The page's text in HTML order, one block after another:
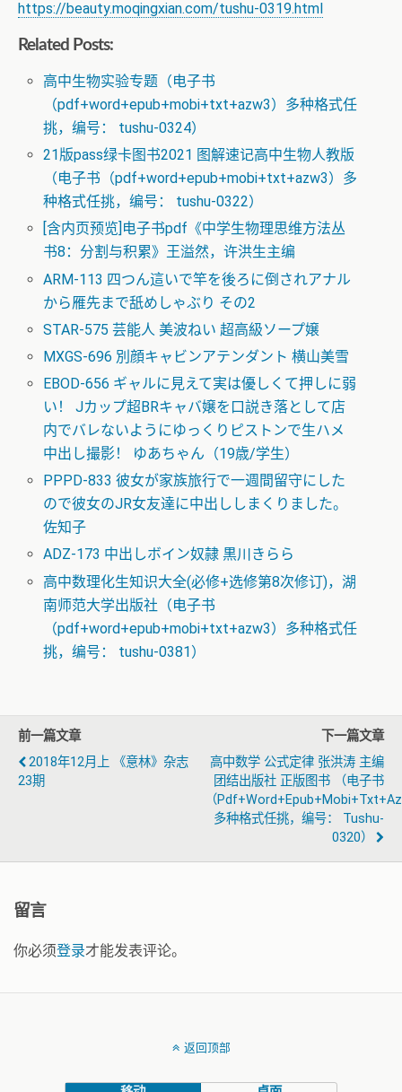
https://beauty.moqingxian.com/tushu-0319.html
Related Posts:
高中生物实验专题（电子书
（pdf+word+epub+mobi+txt+azw3）多种格式任
挑，编号： tushu-0324）
21版pass绿卡图书2021 图解速记高中生物人教版
（电子书（pdf+word+epub+mobi+txt+azw3）多
种格式任挑，编号： tushu-0322）
[含内页预览]电子书pdf《中学生物理思维方法丛
书8：分割与积累》王溢然，许洪生主编
ARM-113 四つん這いで竿を後ろに倒されアナル
から雁先まで舐めしゃぶり その2
STAR-575 芸能人 美波ねい 超高級ソープ嬢
MXGS-696 別顔キャビンアテンダント 横山美雪
EBOD-656 ギャルに見えて実は優しくて押しに弱
い！ Jカップ超BRキャバ嬢を口説き落として店
内でバレないようにゆっくりピストンで生ハメ
中出し撮影！ ゆあちゃん（19歳/学生）
PPPD-833 彼女が家族旅行で一週間留守にした
ので彼女のJR女友達に中出ししまくりました。
佐知子
ADZ-173 中出しボイン奴隷 黒川きらら
高中数理化生知识大全(必修+选修第8次修订)，湖
南师范大学出版社（电子书
（pdf+word+epub+mobi+txt+azw3）多种格式任
挑，编号： tushu-0381）
前一篇文章
2018年12月上 《意林》杂志
23期
下一篇文章
高中数学 公式定律 张洪涛 主编
团结出版社 正版图书 （电子书
（
多种格式任挑，编号： Tushu-
0320）
留言
你必须登录才能发表评论。
返回顶部